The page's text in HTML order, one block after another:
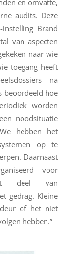
en omvatte,
audits. Deze
Brand
van aspecten
naar wie
toegang heeft
na
beoordeeld hoe
worden
noodsituatie
hebben het
op te
Daarnaast
voor
deel van
gedrag. Kleine
of het niet
hebben.”